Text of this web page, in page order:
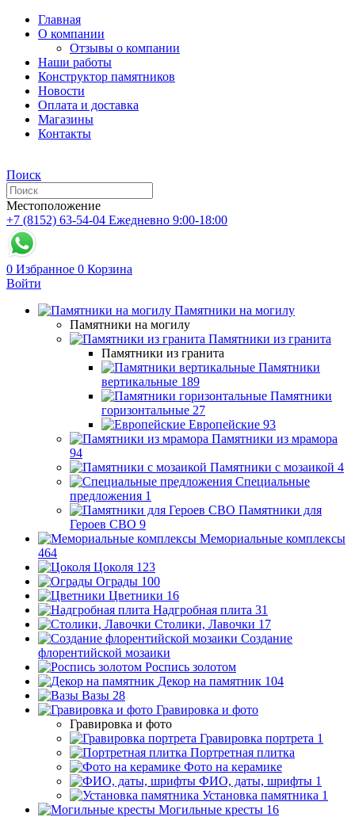
Главная
О компании
Отзывы о компании
Наши работы
Конструктор памятников
Новости
Оплата и доставка
Магазины
Контакты
Поиск
Местоположение
+7 (8152) 63-54-04 Ежедневно 9:00-18:00
0 Избранное 0 Корзина
Войти
Памятники на могилу
Памятники на могилу
Памятники из гранита
Памятники из гранита
Памятники
вертикальные 189
Памятники
горизонтальные 27
Европейские 93
Памятники из мрамора
94
Памятники с мозаикой 4
Специальные
предложения 1
Памятники для
Героев СВО 9
Мемориальные комплексы
464
Цоколя 123
Ограды 100
Цветники 16
Надгробная плита 31
Столики, Лавочки 17
Создание
флорентийской мозаики
Роспись золотом
Декор на памятник 104
Вазы 28
Гравировка и фото
Гравировка и фото
Гравировка портрета 1
Портретная плитка
Фото на керамике
ФИО, даты, шрифты 1
Установка памятника 1
Могильные кресты 16